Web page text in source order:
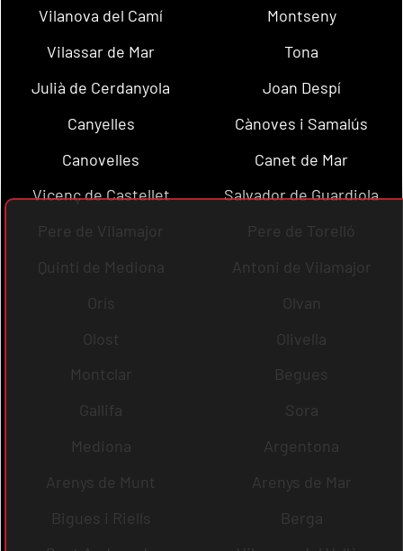
Vilanova del Camí
Montseny
Vilassar de Mar
Tona
Julià de Cerdanyola
Joan Despí
Canyelles
Cànoves i Samalús
Canovelles
Canet de Mar
Vicenç de Castellet
Salvador de Guardiola
Pere de Vilamajor
Pere de Torelló
Quintí de Mediona
Antoni de Vilamajor
Orís
Olvan
Olost
Olivella
Montclar
Begues
Gallifa
Sora
Mediona
Argentona
Arenys de Munt
Arenys de Mar
Bigues i Riells
Berga